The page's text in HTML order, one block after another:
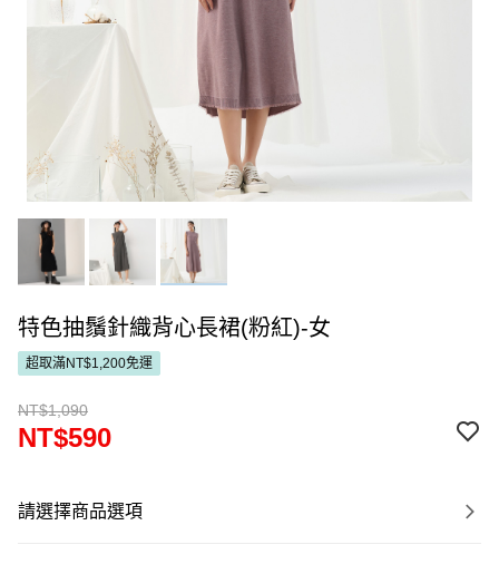
特色抽鬚針織背心長裙(粉紅)-女
超取滿NT$1,200免運
NT$1,090
NT$590
請選擇商品選項